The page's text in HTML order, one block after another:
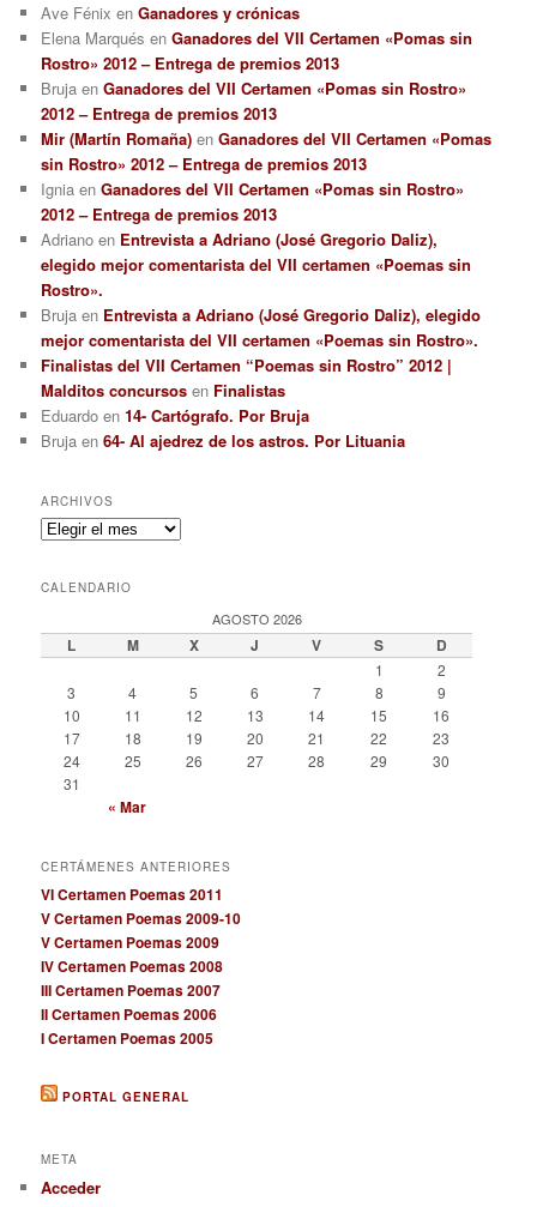
Ave Fénix enGanadores y crónicas
Elena Marqués enGanadores del VII Certamen «Pomas sin
Rostro» 2012 – Entrega de premios 2013
Bruja enGanadores del VII Certamen «Pomas sin Rostro»
2012 – Entrega de premios 2013
Mir (Martín Romaña) enGanadores del VII Certamen «Pomas
sin Rostro» 2012 – Entrega de premios 2013
Ignia enGanadores del VII Certamen «Pomas sin Rostro»
2012 – Entrega de premios 2013
Adriano en Entrevista a Adriano (José Gregorio Daliz),
elegido mejor comentarista del VII certamen «Poemas sin
Rostro».
Bruja en Entrevista a Adriano (José Gregorio Daliz), elegido
mejor comentarista del VII certamen «Poemas sin Rostro».
Finalistas del VII Certamen “Poemas sin Rostro” 2012 |
Malditos concursos en Finalistas
Eduardo en14- Cartógrafo. Por Bruja
Bruja en64- Al ajedrez de los astros. Por Lituania
ARCHIVOS
Archivos
CALENDARIO
AGOSTO 2026
L M X J V S D
1
2
3
4 5 6 7 8
9
10
11 12 13 14 15
16
17
18 19 20 21 22
23
24
25 26 27 28 29
30
31
« Mar
CERTÁMENES ANTERIORES
VI Certamen Poemas 2011
V Certamen Poemas 2009-10
V Certamen Poemas 2009
IV Certamen Poemas 2008
III Certamen Poemas 2007
II Certamen Poemas 2006
I Certamen Poemas 2005
PORTAL GENERAL
META
Acceder